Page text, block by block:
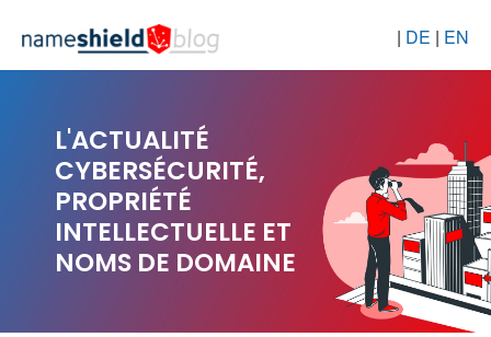
| DE | EN
L'ACTUALITÉ
CYBERSÉCURITÉ,
PROPRIÉTÉ
INTELLECTUELLE ET
NOMS DE DOMAINE